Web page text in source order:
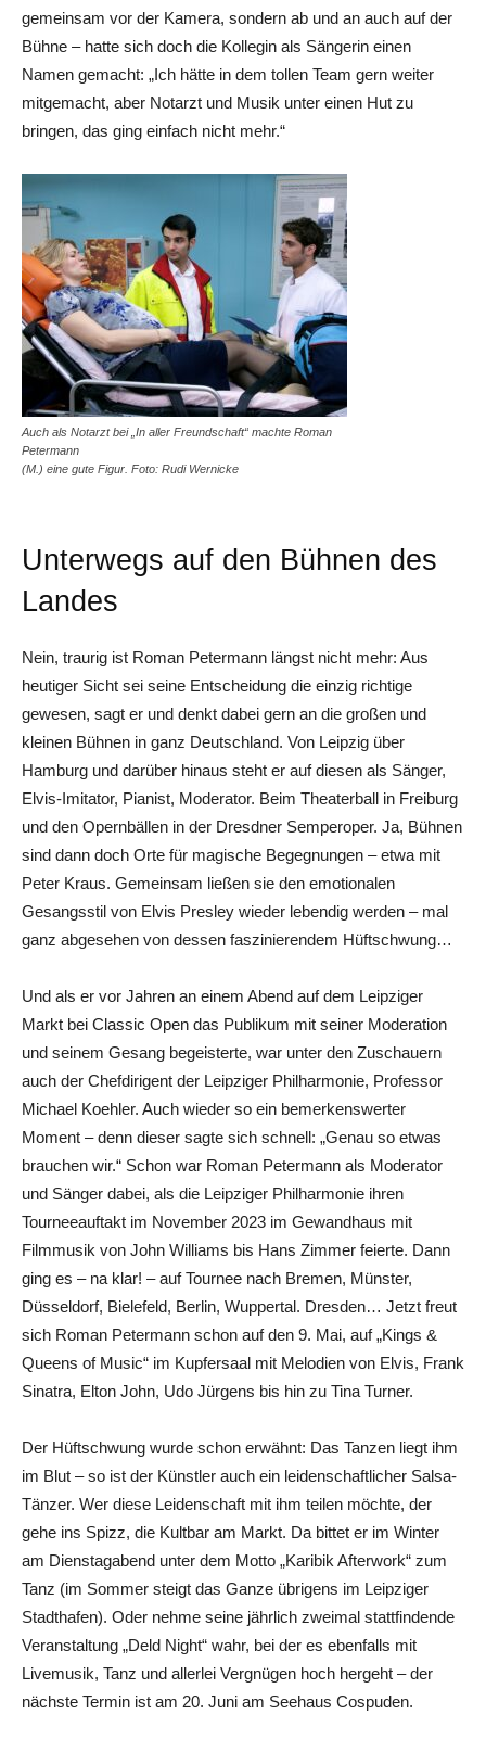
gemeinsam vor der Kamera, sondern ab und an auch auf der
Bühne – hatte sich doch die Kollegin als Sängerin einen
Namen gemacht: „Ich hätte in dem tollen Team gern weiter
mitgemacht, aber Notarzt und Musik unter einen Hut zu
bringen, das ging einfach nicht mehr.“
Auch als Notarzt bei „In aller Freundschaft“ machte Roman
Petermann
(M.) eine gute Figur. Foto: Rudi Wernicke
Unterwegs auf den Bühnen des
Landes
Nein, traurig ist Roman Petermann längst nicht mehr: Aus
heutiger Sicht sei seine Entscheidung die einzig richtige
gewesen, sagt er und denkt dabei gern an die großen und
kleinen Bühnen in ganz Deutschland. Von Leipzig über
Hamburg und darüber hinaus steht er auf diesen als Sänger,
Elvis-Imitator, Pianist, Moderator. Beim Theaterball in Freiburg
und den Opernbällen in der Dresdner Semperoper. Ja, Bühnen
sind dann doch Orte für magische Begegnungen – etwa mit
Peter Kraus. Gemeinsam ließen sie den emotionalen
Gesangsstil von Elvis Presley wieder lebendig werden – mal
ganz abgesehen von dessen faszinierendem Hüftschwung…
Und als er vor Jahren an einem Abend auf dem Leipziger
Markt bei Classic Open das Publikum mit seiner Moderation
und seinem Gesang begeisterte, war unter den Zuschauern
auch der Chefdirigent der Leipziger Philharmonie, Professor
Michael Koehler. Auch wieder so ein bemerkenswerter
Moment – denn dieser sagte sich schnell: „Genau so etwas
brauchen wir.“ Schon war Roman Petermann als Moderator
und Sänger dabei, als die Leipziger Philharmonie ihren
Tourneeauftakt im November 2023 im Gewandhaus mit
Filmmusik von John Williams bis Hans Zimmer feierte. Dann
ging es – na klar! – auf Tournee nach Bremen, Münster,
Düsseldorf, Bielefeld, Berlin, Wuppertal. Dresden… Jetzt freut
sich Roman Petermann schon auf den 9. Mai, auf „Kings &
Queens of Music“ im Kupfersaal mit Melodien von Elvis, Frank
Sinatra, Elton John, Udo Jürgens bis hin zu Tina Turner.
Der Hüftschwung wurde schon erwähnt: Das Tanzen liegt ihm
im Blut – so ist der Künstler auch ein leidenschaftlicher Salsa-
Tänzer. Wer diese Leidenschaft mit ihm teilen möchte, der
gehe ins Spizz, die Kultbar am Markt. Da bittet er im Winter
am Dienstagabend unter dem Motto „Karibik Afterwork“ zum
Tanz (im Sommer steigt das Ganze übrigens im Leipziger
Stadthafen). Oder nehme seine jährlich zweimal stattfindende
Veranstaltung „Deld Night“ wahr, bei der es ebenfalls mit
Livemusik, Tanz und allerlei Vergnügen hoch hergeht – der
nächste Termin ist am 20. Juni am Seehaus Cospuden.